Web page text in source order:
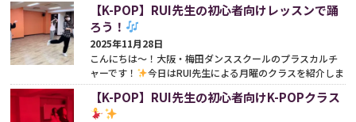
続きをみる
【K-POP】RUI先生の初心者向けレッスンで踊
ろう！
2025年11月28日
こんにちは〜！大阪・梅田ダンススクールのプラスカルチ
ャーです！
今日はRUI先生による月曜のクラスを紹介しま
す♪気軽に参加できる初心者向けのレッスンなので、初め...
続きをみる
【K-POP】RUI先生の初心者向けK-POPクラス